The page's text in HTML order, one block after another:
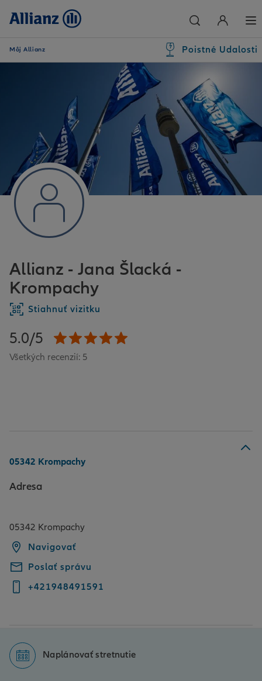
Môj Allianz Poistné Udalosti
Allianz - Jana Šlacká -
Krompachy
Stiahnuť vizitku
5.0/5
Všetkých recenzií: 5
05342 Krompachy
Adresa
05342 Krompachy
Navigovať
Poslať správu
+421948491591
Naplánovať stretnutie